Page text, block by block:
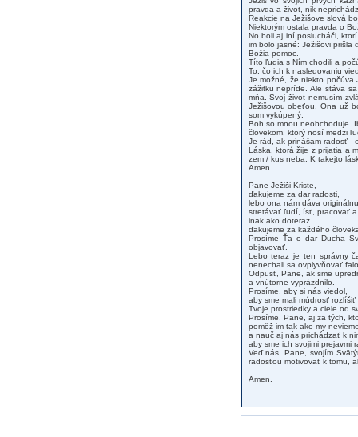
pravda a život, nik
Reakcie na Ježišove slová
Niektorým ostala pravda o
No boli aj iní poslucháči,
im bolo jasné: Ježišovi prišla
Božia pomoc.
Títo ľudia s Ním chodili a
To, čo ich k nasledovaniu
Je možné, že niekto počúva
zážitku nepríde. Ale stáva
mňa. Svoj život nemusím
Ježišovou obeťou. Ona už
som vykúpený.
Boh so mnou neobchoduje.
človekom, ktorý nosí medzi
Je rád, ak prinášam radosť -
Láska, ktorá žije z prijatia a
zem / kus neba. K takejto
Amen.
Pane Ježiši Kriste,
ďakujeme za dar radosti,
lebo ona nám dáva
stretávať ľudí, ísť, pracovať a
inak ako doteraz
ďakujeme za každého
Prosíme Ťa o dar Ducha
objavovať.
Lebo teraz je ten správny
nenechali sa ovplyvňovať
Odpusť, Pane, ak sme
a vnútorne vyprázdnilo.
Prosíme, aby si nás viedol,
aby sme mali múdrosť rozlíšiť
Tvoje prostriedky a ciele od
Prosíme, Pane, aj za tých,
pomôž im tak ako my
a nauč aj nás prichádzať k
aby sme ich svojimi prejavmi
Veď nás, Pane, svojím
radosťou motivovať k tomu,
Amen.